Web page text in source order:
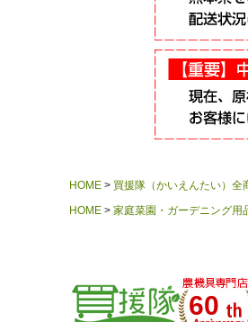
HOME 買援隊（かいえんたい）全
HOME
家庭菜園・ガーデニング用
60